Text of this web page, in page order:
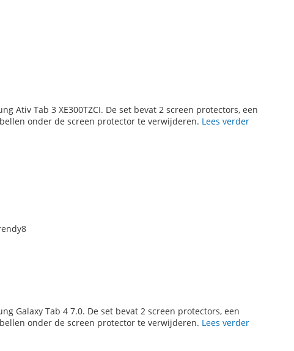
Ativ Tab 3 XE300TZCI. De set bevat 2 screen protectors, een
onder de screen protector te verwijderen. Lees verder
Galaxy Tab 4 7.0. De set bevat 2 screen protectors, een
onder de screen protector te verwijderen. Lees verder